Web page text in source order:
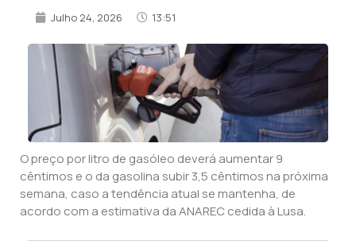
Julho 24, 2026 13:51
O preço por litro de gasóleo deverá aumentar 9
cêntimos e o da gasolina subir 3,5 cêntimos na próxima
semana, caso a tendência atual se mantenha, de
acordo com a estimativa da ANAREC cedida à Lusa.